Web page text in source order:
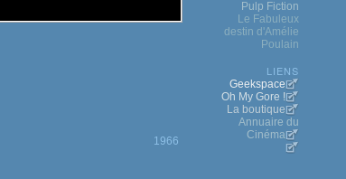
1966
Pulp Fiction
Le Fabuleux
destin d'Amélie
Poulain
LIENS
Geekspace
Oh My Gore !
La boutique
Annuaire du
Cinéma